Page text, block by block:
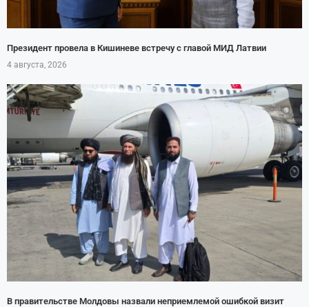
Президент провела в Кишиневе встречу с главой МИД Латвии
4 августа, 2026
В правительстве Молдовы назвали неприемлемой ошибкой визит